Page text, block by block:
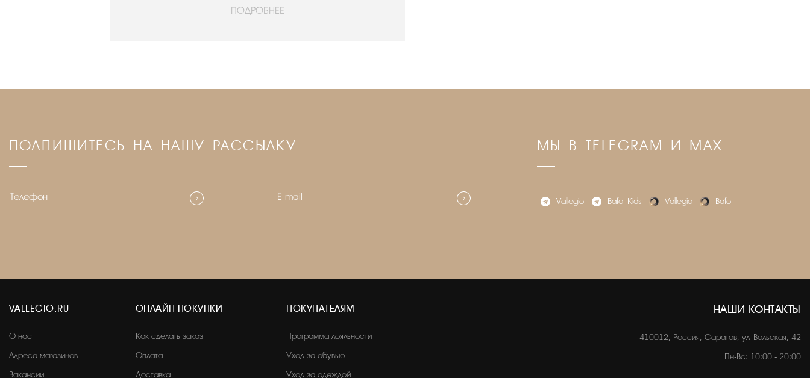
ПОДРОБНЕЕ
ПОДПИШИТЕСЬ НА НАШУ РАССЫЛКУ МЫ В TELEGRAM И MAX
Vallegio Bafo_Kids Vallegio Bafo
VALLEGIO.RU
О нас
Адреса магазинов
Вакансии
ОНЛАЙН ПОКУПКИ
Как сделать заказ
Оплата
Доставка
ПОКУПАТЕЛЯМ
Программа лояльности
Уход за обувью
Уход за одеждой
НАШИ КОНТАКТЫ
410012, Россия, Саратов, ул. Вольская, 42
Пн-Вс: 10:00 - 20:00